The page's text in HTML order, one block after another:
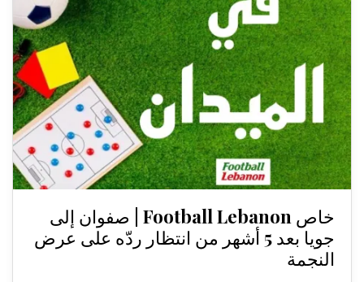
خاص Football Lebanon | صفوان إلى
جويا بعد 5 أشهر من انتظار ردّه على عرض
النجمة